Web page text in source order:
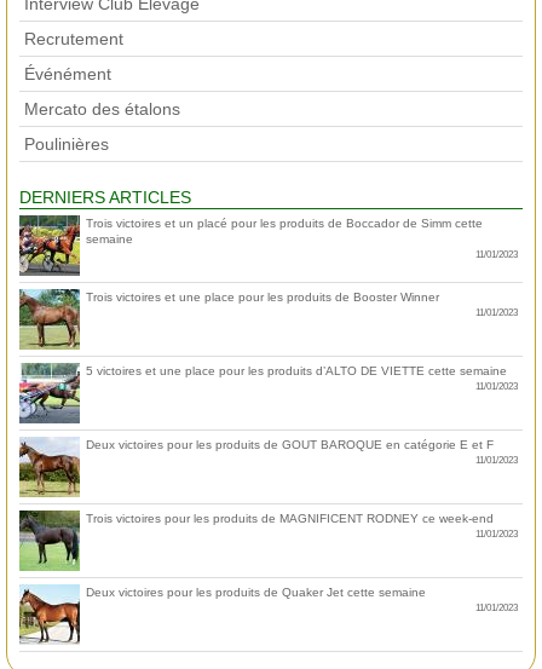
Recrutement
Événément
Mercato des étalons
Poulinières
DERNIERS ARTICLES
Trois victoires et un placé pour les produits de Boccador de Simm cette
semaine
11/01/2023
Trois victoires et une place pour les produits de Booster Winner
11/01/2023
5 victoires et une place pour les produits d’ALTO DE VIETTE cette semaine
11/01/2023
Deux victoires pour les produits de GOUT BAROQUE en catégorie E et F
11/01/2023
Trois victoires pour les produits de MAGNIFICENT RODNEY ce week-end
11/01/2023
Deux victoires pour les produits de Quaker Jet cette semaine
11/01/2023